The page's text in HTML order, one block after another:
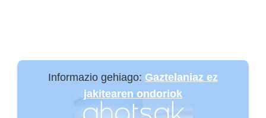
Informazio gehiago: Gaztelaniaz ez
jakitearen ondoriok